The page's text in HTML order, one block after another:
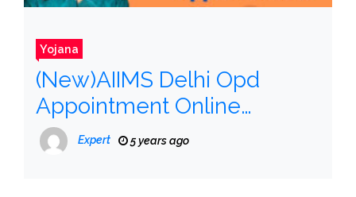
Yojana
(New)AIIMS Delhi Opd
Appointment Online
Registration: Check
Eligibility, Full Information
Expert 5 years ago